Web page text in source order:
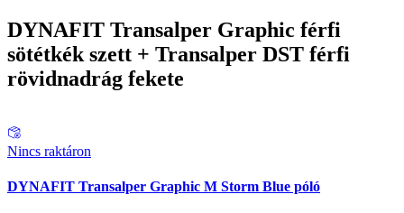
DYNAFIT Transalper Graphic férfi
sötétkék szett + Transalper DST férfi
rövidnadrág fekete
Nincs raktáron
DYNAFIT Transalper Graphic M Storm Blue póló